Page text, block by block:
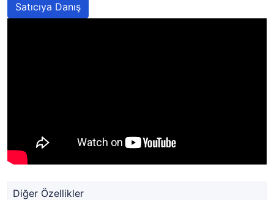
Satıcıya Danış
Diğer Özellikler